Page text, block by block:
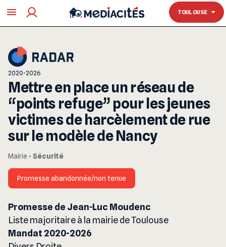
TOULOUSE
TOULOUSE
2020-2026
Mettre en place un réseau de
“points refuge” pour les jeunes
victimes de harcèlement de rue
sur le modèle de Nancy
Mairie • Sécurité
Promesse abandonnée/non tenue
Promesse de Jean-Luc Moudenc
Liste majoritaire à la mairie de Toulouse
Mandat 2020-2026